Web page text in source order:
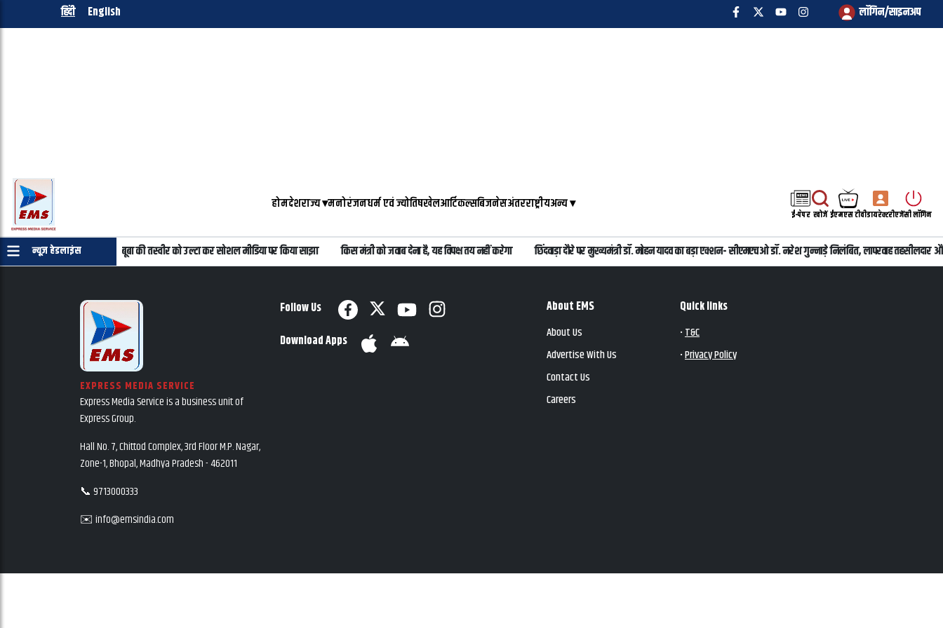
हिंदी English लॉगिन/साइनअप
होमदेशराज्य▾मनोरंजनधर्म एवं ज्योतिषखेलआर्टिकल्सबिजनेसअंतरराष्ट्रीयअन्य▾
ई-पेपर खोजें ईएमएस टीवीडायरेक्टरीएजेंसी लॉगिन
न्यूज़ हेडलाइंस
की जरुरत नहीं महबूबा की तस्वीर को उल्टा कर सोशल मीडिया पर किया साझा किस मंत्री को जवाब देना है, यह विपक्ष तय नहीं करेगा छिंदवाड़ा दौरे पर मुख्यमंत्री डॉ. मोहन यादव का बड़ा एक्शन- सीएमएचओ डॉ. नरेश गुन्नाड़े निलंबित, लापरवाह तहसीलदार और
EXPRESS MEDIA SERVICE
Express Media Service is a business unit of
Express Group.
Hall No. 7, Chittod Complex, 3rd Floor M.P. Nagar,
Zone-1, Bhopal, Madhya Pradesh - 462011
📞 9713000333
✉️ info@emsindia.com
Follow Us
Download Apps
About EMS
About Us
Advertise With Us
Contact Us
Careers
Quick links
•T&C
•Privacy Policy